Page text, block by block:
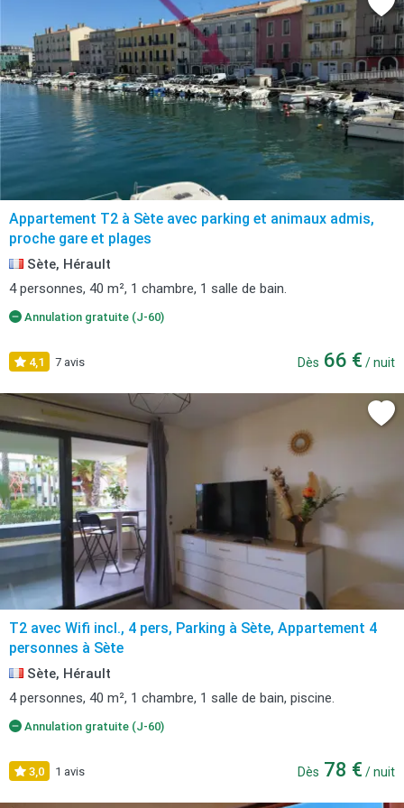
Appartement T2 à Sète avec parking et animaux admis,
proche gare et plages
Sète, Hérault
4 personnes, 40 m², 1 chambre, 1 salle de bain.
Annulation gratuite (J-60)
4,1 7 avis Dès 66 € / nuit
T2 avec Wifi incl., 4 pers, Parking à Sète, Appartement 4
personnes à Sète
Sète, Hérault
4 personnes, 40 m², 1 chambre, 1 salle de bain, piscine.
Annulation gratuite (J-60)
3,0 1 avis Dès 78 € / nuit